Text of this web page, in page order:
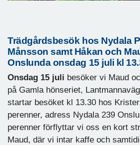
Trädgårdsbesök hos Nydala
Månsson samt Håkan och
Onslunda onsdag 15 juli kl
Onsdag 15 juli besöker vi Maud
på Gamla hönseriet,
startar besöket kl 13.30 hos
perenner, adress Nydala 239
perenner förflyttar vi oss en kort
Maud, där vi intar kaffe och